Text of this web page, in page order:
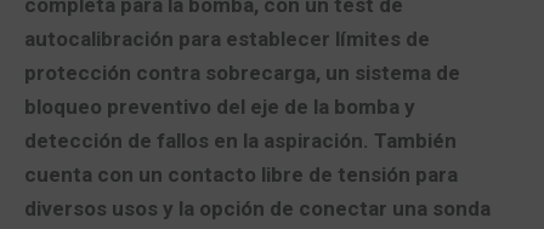
completa para la bomba, con un test de
autocalibración para establecer límites de
protección contra sobrecarga, un sistema de
bloqueo preventivo del eje de la bomba y
detección de fallos en la aspiración. También
cuenta con un contacto libre de tensión para
diversos usos y la opción de conectar una sonda